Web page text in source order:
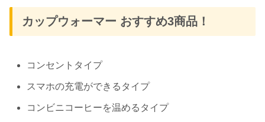
カップウォーマー おすすめ3商品！
コンセントタイプ
スマホの充電ができるタイプ
コンビニコーヒーを温めるタイプ